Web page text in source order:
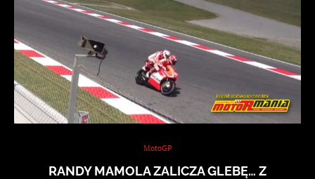
MotoGP
RANDY MAMOLA ZALICZA GLEBĘ… Z